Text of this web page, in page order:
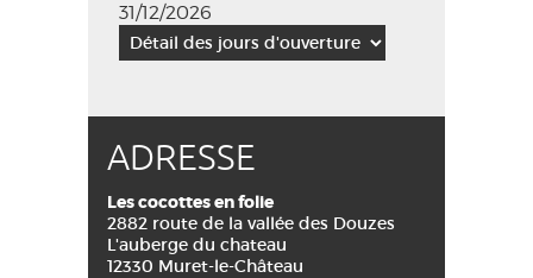
31/12/2026
ADRESSE
Les cocottes en folie
2882 route de la vallée des Douzes
L'auberge du chateau
12330 Muret-le-Château